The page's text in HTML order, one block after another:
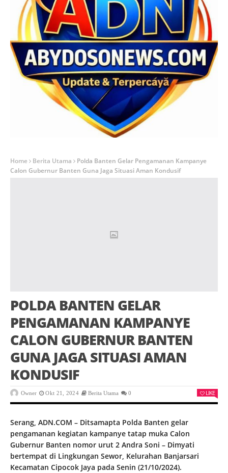
Home Berita Utama
Polda Banten Gelar Pengamanan Kampanye
Calon Gubernur Banten Guna Jaga Situasi Aman Kondusif
POLDA BANTEN GELAR
PENGAMANAN KAMPANYE
CALON GUBERNUR BANTEN
GUNA JAGA SITUASI AMAN
KONDUSIF
Owner Okt 21, 2024 Berita Utama 0 LIKE
Serang, ADN.COM – Ditsamapta Polda Banten gelar
pengamanan kegiatan kampanye tatap muka Calon
Gubernur Banten nomor urut 2 Andra Soni – Dimyati
bertempat di Lingkungan Sewor, Kelurahan Banjarsari
Kecamatan Cipocok Jaya pada Senin (21/10/2024).